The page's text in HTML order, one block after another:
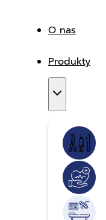
O nas
Produkty